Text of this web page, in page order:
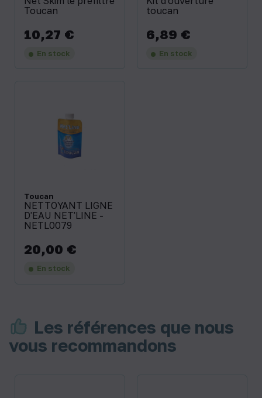
Toucan
Prix
10,27 €
En stock
toucan
Prix
6,89 €
En stock
Toucan
NETTOYANT LIGNE
D'EAU NET'LINE -
NETL0079
Prix
20,00 €
En stock
Les références que nous
vous recommandons